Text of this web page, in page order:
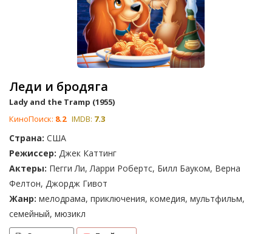
Леди и бродяга
Lady and the Tramp (1955)
КиноПоиск: 8.2 IMDB: 7.3
Страна: США
Режиссер: Джек Каттинг
Актеры: Пегги Ли, Ларри Робертс, Билл Бауком, Верна
Фелтон, Джордж Гивот
Жанр: мелодрама, приключения, комедия, мультфильм,
семейный, мюзикл